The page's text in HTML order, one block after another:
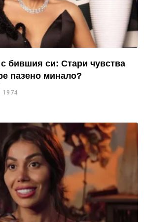
бившия си: Стари чувства
пазено минало?
1974